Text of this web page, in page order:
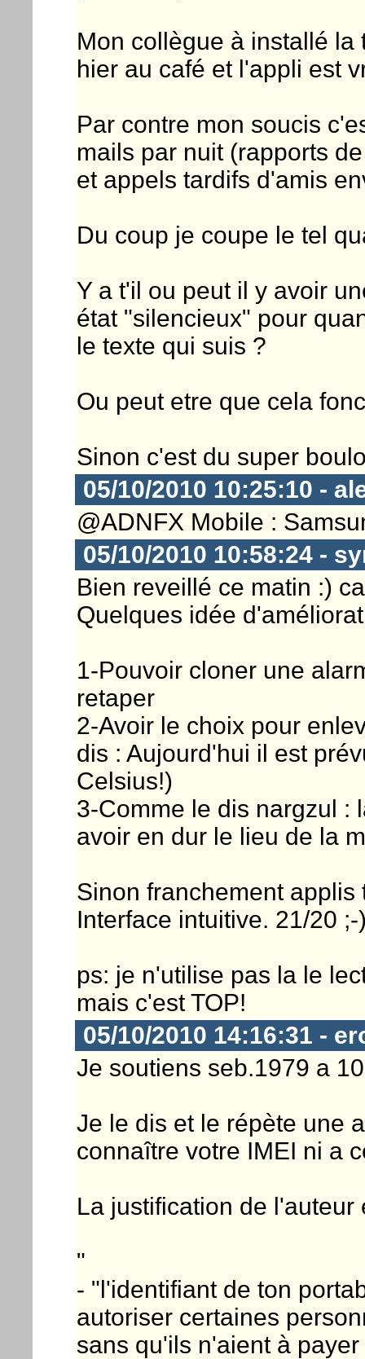
Mon collègue à installé
hier au café et l'appli est
Par contre mon soucis
mails par nuit (rapports
et appels tardifs d'amis
Du coup je coupe le tel
Y a t'il ou peut il y avoir
état "silencieux" pour
le texte qui suis ?
Ou peut etre que cela
Sinon c'est du super
05/10/2010 10:25:10 -
@ADNFX Mobile :
05/10/2010 10:58:24 -
Bien reveillé ce matin :)
Quelques idée
1-Pouvoir cloner une
retaper
2-Avoir le choix pour
dis : Aujourd'hui il est
Celsius!)
3-Comme le dis nargzul :
avoir en dur le lieu de la
Sinon franchement
Interface intuitive. 21/20 ;-
ps: je n'utilise pas la le
mais c'est TOP!
05/10/2010 14:16:31 -
Je soutiens seb.1979 a
Je le dis et le répète une
connaître votre IMEI ni a
La justification de l'auteur
"
- "l'identifiant de ton
autoriser certaines
sans qu'ils n'aient à